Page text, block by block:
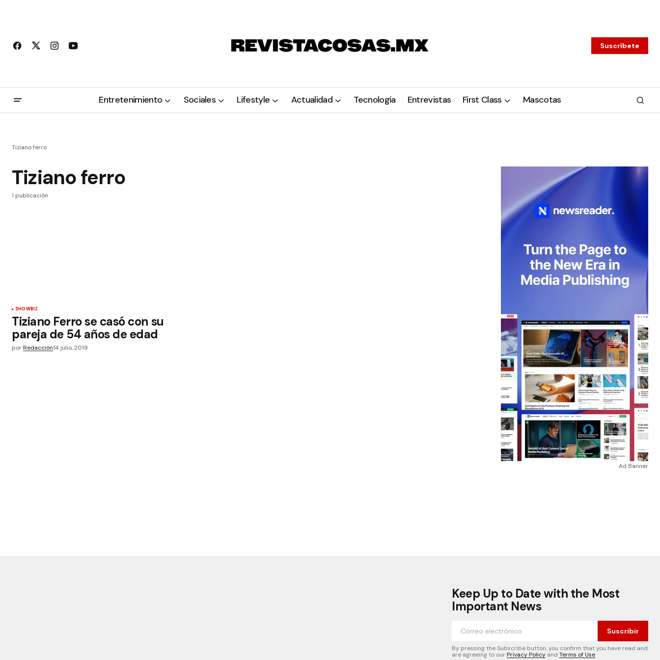
Suscríbete
Entretenimiento Sociales Lifestyle Actualidad Tecnología Entrevistas First Class Mascotas
Tiziano ferro
Tiziano ferro
1 publicación
SHOWBIZ
Tiziano Ferro se casó con su
pareja de 54 años de edad
porRedacción14 julio, 2019
Ad Banner
Keep Up to Date with the Most
Important News
Suscribir
By pressing the Subscribe button, you confirm that you have read and
are agreeing to ourPrivacy Policy and Terms of Use